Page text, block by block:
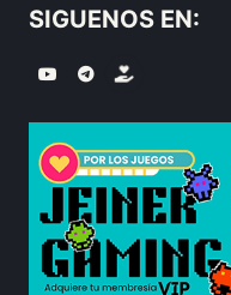
SIGUENOS EN: